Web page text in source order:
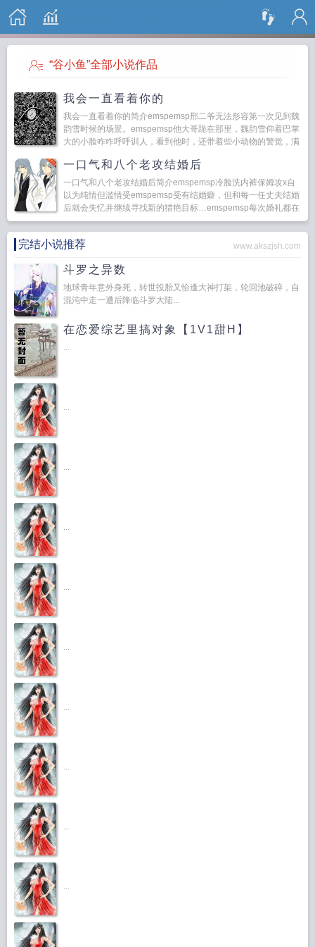
搜 索
“谷小鱼”全部小说作品
我会一直看着你的
我会一直看着你的简介emspemsp邢二爷无法形容第一次见到魏
韵雪时候的场景。emspemsp他大哥跪在那里，魏韵雪仰着巴掌
大的小脸咋咋呼呼训人，看到他时，还带着些小动物的警觉，满
一口气和八个老攻结婚后
一口气和八个老攻结婚后简介emspemsp冷脸洗内裤保姆攻x自
以为纯情但滥情受emspemsp受有结婚癖，但和每一任丈夫结婚
后就会失忆并继续寻找新的猎艳目标…emspemsp每次婚礼都在
受的要求下在...
完结小说推荐 www.akszjsh.com
斗罗之异数
地球青年意外身死，转世投胎又恰逢大神打架，轮回池破碎，自
混沌中走一遭后降临斗罗大陆...
在恋爱综艺里搞对象【1V1甜H】
...
...
...
...
...
...
...
...
...
...